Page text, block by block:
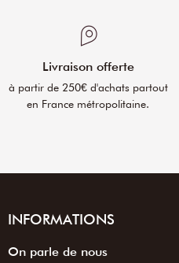
Livraison offerte
à partir de 250€ d'achats partout
en France métropolitaine.
INFORMATIONS
On parle de nous